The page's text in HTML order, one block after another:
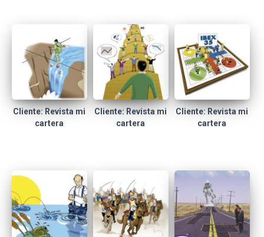
Cliente: Revista mi
cartera
Cliente: Revista mi
cartera
Cliente: Revista mi
cartera